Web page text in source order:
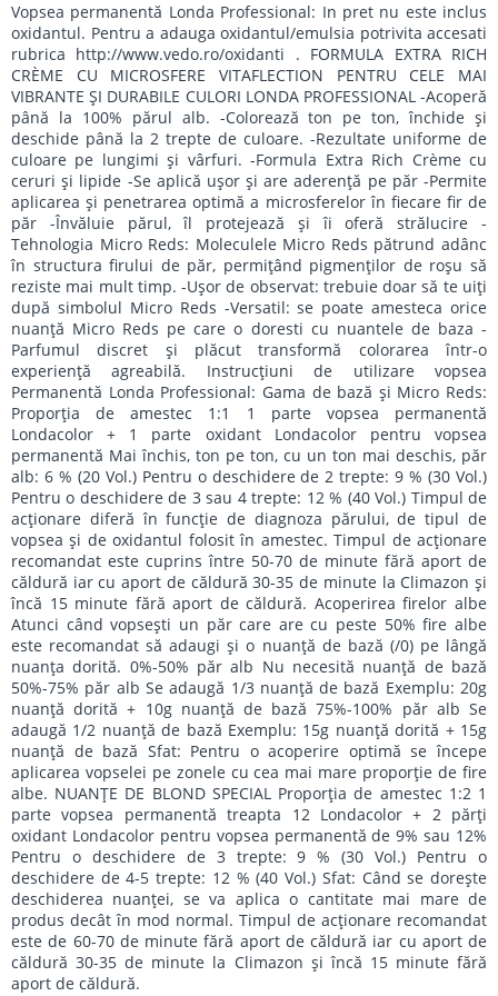
Vopsea permanentă Londa Professional: In pret nu este inclus
oxidantul. Pentru a adauga oxidantul/emulsia potrivita accesati
rubrica http://www.vedo.ro/oxidanti . FORMULA EXTRA RICH
CRÈME CU MICROSFERE VITAFLECTION PENTRU CELE MAI
VIBRANTE ŞI DURABILE CULORI LONDA PROFESSIONAL -Acoperă
până la 100% părul alb. -Colorează ton pe ton, închide şi
deschide până la 2 trepte de culoare. -Rezultate uniforme de
culoare pe lungimi şi vârfuri. -Formula Extra Rich Crème cu
ceruri şi lipide -Se aplică uşor şi are aderenţă pe păr -Permite
aplicarea şi penetrarea optimă a microsferelor în fiecare fir de
păr -Învăluie părul, îl protejează şi îi oferă strălucire -
Tehnologia Micro Reds: Moleculele Micro Reds pătrund adânc
în structura firului de păr, permiţând pigmenţilor de roşu să
reziste mai mult timp. -Uşor de observat: trebuie doar să te uiţi
după simbolul Micro Reds -Versatil: se poate amesteca orice
nuanţă Micro Reds pe care o doresti cu nuantele de baza -
Parfumul discret şi plăcut transformă colorarea într-o
experienţă agreabilă. Instrucţiuni de utilizare vopsea
Permanentă Londa Professional: Gama de bază şi Micro Reds:
Proporţia de amestec 1:1 1 parte vopsea permanentă
Londacolor + 1 parte oxidant Londacolor pentru vopsea
permanentă Mai închis, ton pe ton, cu un ton mai deschis, păr
alb: 6 % (20 Vol.) Pentru o deschidere de 2 trepte: 9 % (30 Vol.)
Pentru o deschidere de 3 sau 4 trepte: 12 % (40 Vol.) Timpul de
acţionare diferă în funcţie de diagnoza părului, de tipul de
vopsea şi de oxidantul folosit în amestec. Timpul de acţionare
recomandat este cuprins între 50-70 de minute fără aport de
căldură iar cu aport de căldură 30-35 de minute la Climazon şi
încă 15 minute fără aport de căldură. Acoperirea firelor albe
Atunci când vopseşti un păr care are cu peste 50% fire albe
este recomandat să adaugi şi o nuanţă de bază (/0) pe lângă
nuanţa dorită. 0%-50% păr alb Nu necesită nuanţă de bază
50%-75% păr alb Se adaugă 1/3 nuanţă de bază Exemplu: 20g
nuanţă dorită + 10g nuanţă de bază 75%-100% păr alb Se
adaugă 1/2 nuanţă de bază Exemplu: 15g nuanţă dorită + 15g
nuanţă de bază Sfat: Pentru o acoperire optimă se începe
aplicarea vopselei pe zonele cu cea mai mare proporţie de fire
albe. NUANŢE DE BLOND SPECIAL Proporţia de amestec 1:2 1
parte vopsea permanentă treapta 12 Londacolor + 2 părţi
oxidant Londacolor pentru vopsea permanentă de 9% sau 12%
Pentru o deschidere de 3 trepte: 9 % (30 Vol.) Pentru o
deschidere de 4-5 trepte: 12 % (40 Vol.) Sfat: Când se doreşte
deschiderea nuanţei, se va aplica o cantitate mai mare de
produs decât în mod normal. Timpul de acţionare recomandat
este de 60-70 de minute fără aport de căldură iar cu aport de
căldură 30-35 de minute la Climazon şi încă 15 minute fără
aport de căldură.